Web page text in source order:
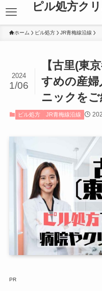
ピル処方ク
ホーム ピル処方 JR青梅線沿線
【古里(東
すめの産婦
ニックをご
2024
1/06
ピル処方 JR青梅線沿線
PR